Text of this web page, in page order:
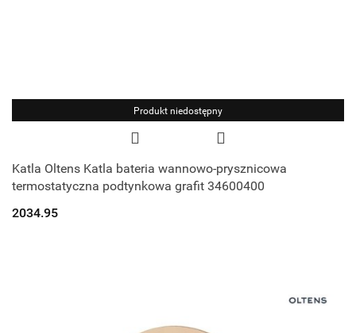
Produkt niedostępny
Katla Oltens Katla bateria wannowo-prysznicowa
termostatyczna podtynkowa grafit 34600400
2034.95